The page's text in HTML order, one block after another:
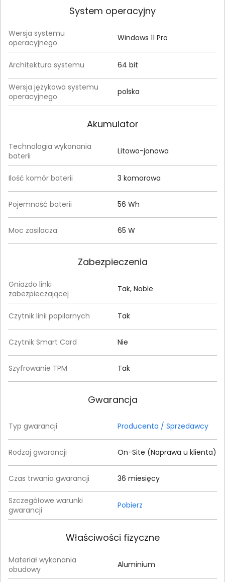
System operacyjny
Wersja systemu
operacyjnego
Windows 11 Pro
Architektura systemu 64 bit
Wersja językowa systemu
operacyjnego
polska
Akumulator
Technologia wykonania
baterii
Litowo-jonowa
Ilość komór baterii 3 komorowa
Pojemność baterii 56 Wh
Moc zasilacza 65 W
Zabezpieczenia
Gniazdo linki
zabezpieczającej
Tak, Noble
Czytnik linii papilarnych Tak
Czytnik Smart Card Nie
Szyfrowanie TPM Tak
Gwarancja
Typ gwarancji Producenta / Sprzedawcy
Rodzaj gwarancji On-Site (Naprawa u klienta)
Czas trwania gwarancji 36 miesięcy
Szczegółowe warunki
gwarancji
Pobierz
Właściwości fizyczne
Materiał wykonania
obudowy
Aluminium